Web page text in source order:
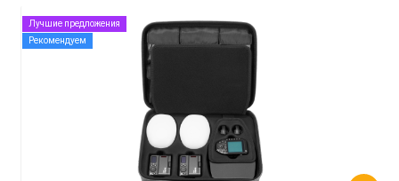
Лучшие предложения
Рекомендуем